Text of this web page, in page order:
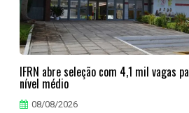
IFRN abre seleção com 4,1 mil vagas
nível médio
08/08/2026